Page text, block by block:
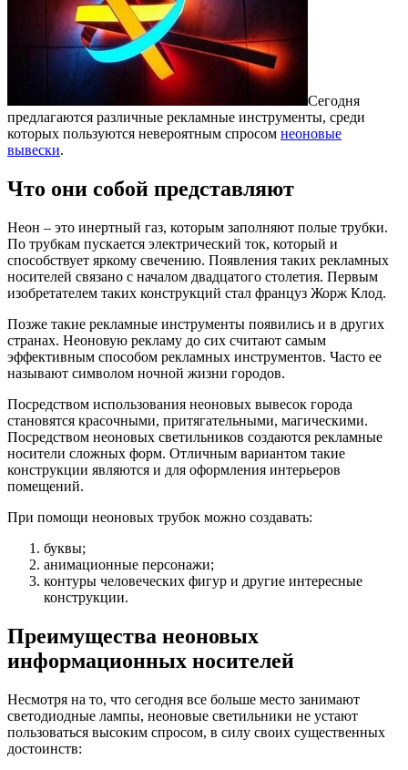
Сегодня
предлагаются различные рекламные инструменты, среди
которых пользуются невероятным спросом неоновые
вывески.
Что они собой представляют
Неон – это инертный газ, которым заполняют полые трубки.
По трубкам пускается электрический ток, который и
способствует яркому свечению. Появления таких рекламных
носителей связано с началом двадцатого столетия. Первым
изобретателем таких конструкций стал француз Жорж Клод.
Позже такие рекламные инструменты появились и в других
странах. Неоновую рекламу до сих считают самым
эффективным способом рекламных инструментов. Часто ее
называют символом ночной жизни городов.
Посредством использования неоновых вывесок города
становятся красочными, притягательными, магическими.
Посредством неоновых светильников создаются рекламные
носители сложных форм. Отличным вариантом такие
конструкции являются и для оформления интерьеров
помещений.
При помощи неоновых трубок можно создавать:
буквы;
анимационные персонажи;
контуры человеческих фигур и другие интересные
конструкции.
Преимущества неоновых
информационных носителей
Несмотря на то, что сегодня все больше место занимают
светодиодные лампы, неоновые светильники не устают
пользоваться высоким спросом, в силу своих существенных
достоинств: